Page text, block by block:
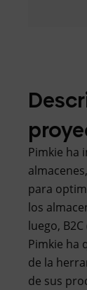
Pimkie ha
para
los
luego,
Pimkie ha
de la
de sus